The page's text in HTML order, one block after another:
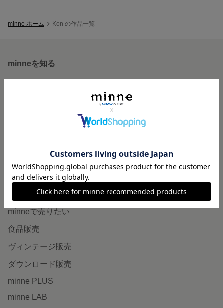
minne ホーム Kon の作品一覧
minneを知る
特集
作品販売について
minneで売りたい
食品販売
ヴィンテージ販売
ダウンロード販売
minne PLUS
minne LAB